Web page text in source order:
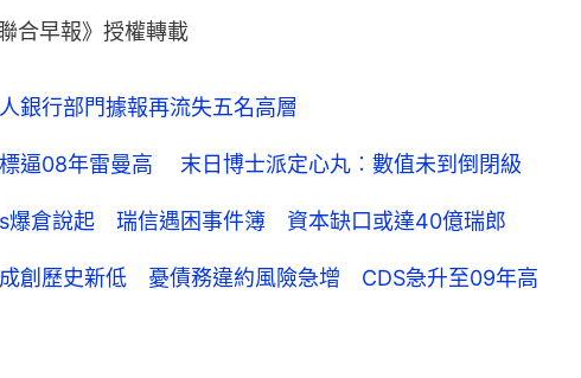
合早報》授權轉載
銀行部門據報再流失五名高層
逼08年雷曼高 末日博士派定心丸︰數值未到倒閉級
爆倉說起 瑞信遇困事件簿 資本缺口或達40億瑞郎
創歷史新低 憂債務違約風險急增 CDS急升至09年高